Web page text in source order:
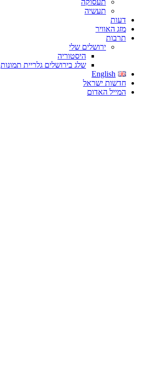
תעסוקה
תעשיה
דעות
מזג האוויר
תרבות
ירושלים שלי
היסטוריה
שלג בירושלים גלריית תמונות
English
חדשות ישראל
המייל האדום